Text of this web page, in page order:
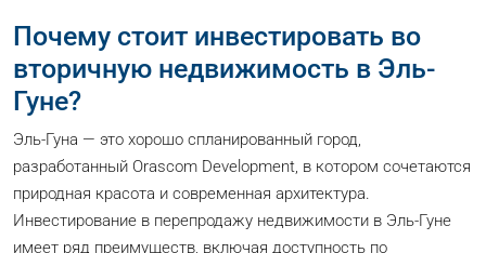
Почему стоит инвестировать во
вторичную недвижимость в Эль-
Гуне?
Эль-Гуна — это хорошо спланированный город,
разработанный Orascom Development, в котором сочетаются
природная красота и современная архитектура.
Инвестирование в перепродажу недвижимости в Эль-Гуне
имеет ряд преимуществ, включая доступность по